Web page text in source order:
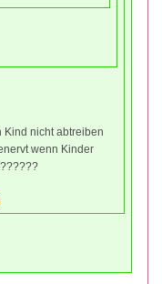
Kind nicht abtreiben
wenn Kinder